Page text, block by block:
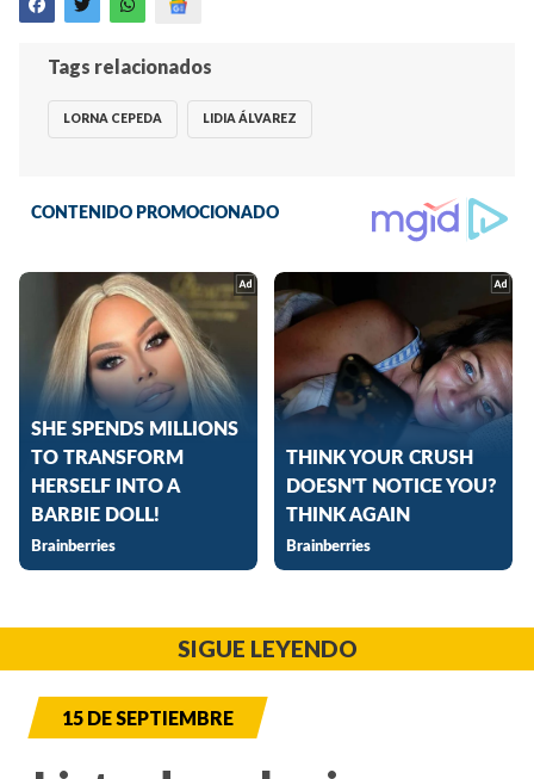
Tags relacionados
LORNA CEPEDA LIDIA ÁLVAREZ
SIGUE LEYENDO
15 DE SEPTIEMBRE